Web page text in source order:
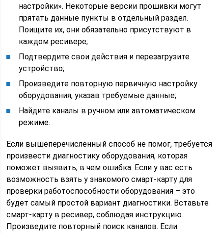
настройки». Некоторые версии прошивки могут
прятать данные пункты в отдельный раздел.
Поищите их, они обязательно присутствуют в
каждом ресивере;
Подтвердите свои действия и перезагрузите
устройство;
Произведите повторную первичную настройку
оборудования, указав требуемые данные;
Найдите каналы в ручном или автоматическом
режиме.
Если вышеперечисленный способ не помог, требуется
произвести диагностику оборудования, которая
поможет выявить, в чем ошибка. Если у вас есть
возможность взять у знакомого смарт-карту для
проверки работоспособности оборудования – это
будет самый простой вариант диагностики. Вставьте
смарт-карту в ресивер, соблюдая инструкцию.
Произведите повторный поиск каналов. Если